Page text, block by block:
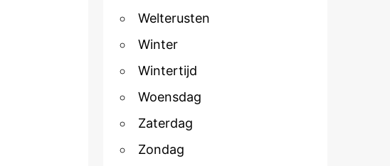
Welterusten
Winter
Wintertijd
Woensdag
Zaterdag
Zondag